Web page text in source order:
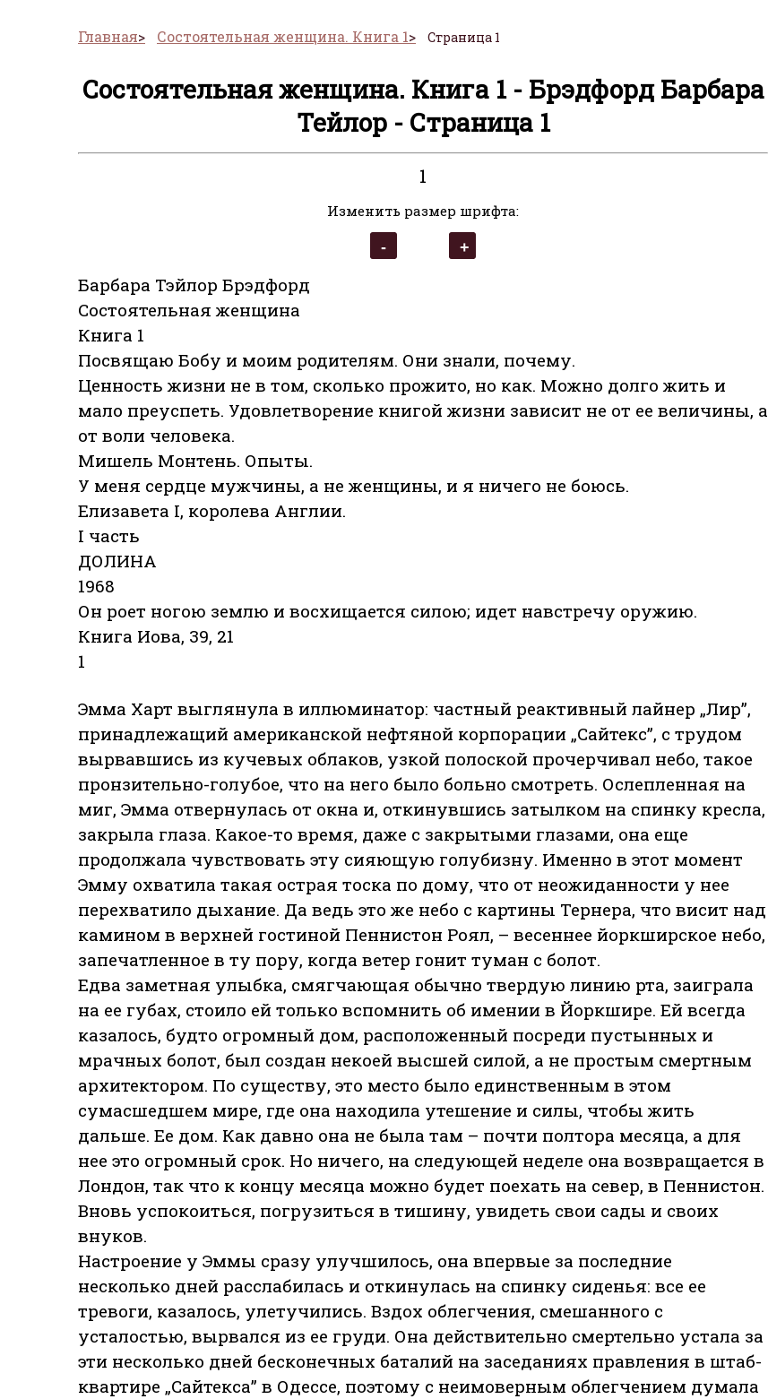
Главная Состоятельная женщина. Книга 1 Страница 1
Состоятельная женщина. Книга 1 - Брэдфорд Барбара
Тейлор - Страница 1
1
Изменить размер шрифта:
Барбара Тэйлор Брэдфорд
Состоятельная женщина
Книга 1
Посвящаю Бобу и моим родителям. Они знали, почему.
Ценность жизни не в том, сколько прожито, но как. Можно долго жить и
мало преуспеть. Удовлетворение книгой жизни зависит не от ее величины, а
от воли человека.
Мишель Монтень. Опыты.
У меня сердце мужчины, а не женщины, и я ничего не боюсь.
Елизавета I, королева Англии.
I часть
ДОЛИНА
1968
Он роет ногою землю и восхищается силою; идет навстречу оружию.
Книга Иова, 39, 21
1
Эмма Харт выглянула в иллюминатор: частный реактивный лайнер „Лир”,
принадлежащий американской нефтяной корпорации „Сайтекс”, с трудом
вырвавшись из кучевых облаков, узкой полоской прочерчивал небо, такое
пронзительно-голубое, что на него было больно смотреть. Ослепленная на
миг, Эмма отвернулась от окна и, откинувшись затылком на спинку кресла,
закрыла глаза. Какое-то время, даже с закрытыми глазами, она еще
продолжала чувствовать эту сияющую голубизну. Именно в этот момент
Эмму охватила такая острая тоска по дому, что от неожиданности у нее
перехватило дыхание. Да ведь это же небо с картины Тернера, что висит над
камином в верхней гостиной Пеннистон Роял, – весеннее йоркширское небо,
запечатленное в ту пору, когда ветер гонит туман с болот.
Едва заметная улыбка, смягчающая обычно твердую линию рта, заиграла
на ее губах, стоило ей только вспомнить об имении в Йоркшире. Ей всегда
казалось, будто огромный дом, расположенный посреди пустынных и
мрачных болот, был создан некоей высшей силой, а не простым смертным
архитектором. По существу, это место было единственным в этом
сумасшедшем мире, где она находила утешение и силы, чтобы жить
дальше. Ее дом. Как давно она не была там – почти полтора месяца, а для
нее это огромный срок. Но ничего, на следующей неделе она возвращается в
Лондон, так что к концу месяца можно будет поехать на север, в Пеннистон.
Вновь успокоиться, погрузиться в тишину, увидеть свои сады и своих
внуков.
Настроение у Эммы сразу улучшилось, она впервые за последние
несколько дней расслабилась и откинулась на спинку сиденья: все ее
тревоги, казалось, улетучились. Вздох облегчения, смешанного с
усталостью, вырвался из ее груди. Она действительно смертельно устала за
эти несколько дней бесконечных баталий на заседаниях правления в штаб-
квартире „Сайтекса” в Одессе, поэтому с неимоверным облегчением думала